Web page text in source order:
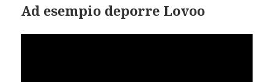
Ad esempio deporre Lovoo